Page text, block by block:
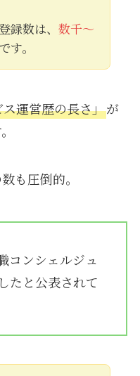
数は、 数千〜
す。
運営歴の長さ」が
も圧倒的。
コンシェルジュ
たと公表されて